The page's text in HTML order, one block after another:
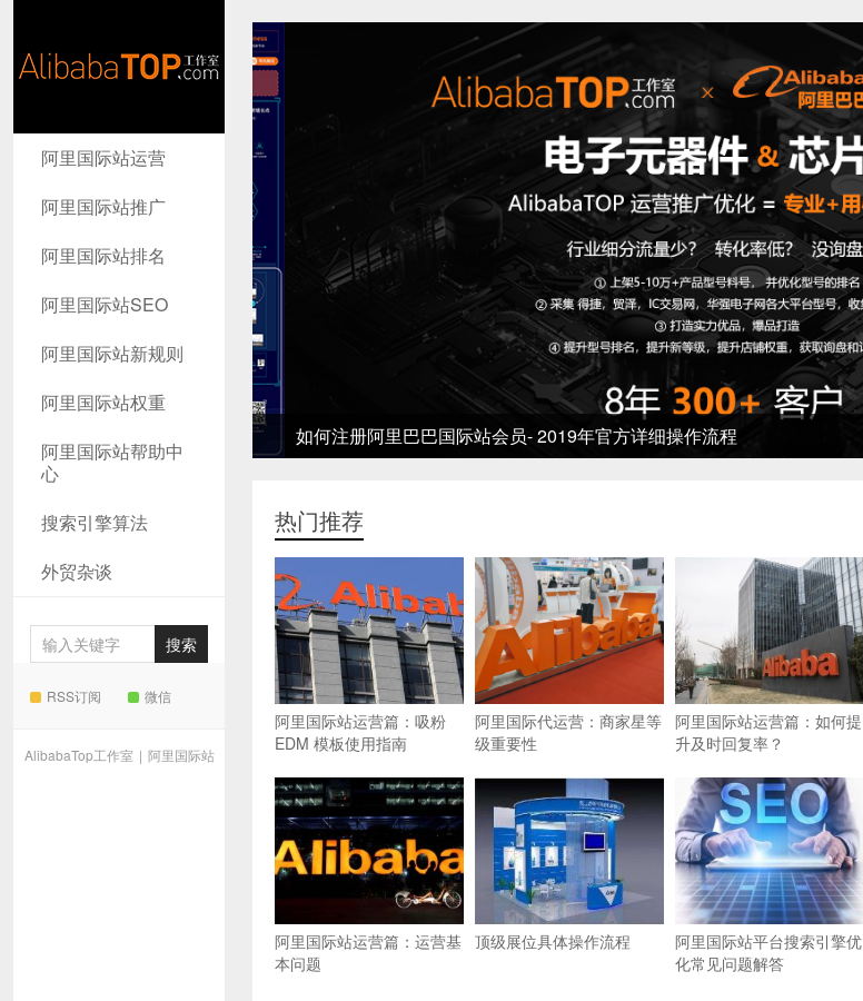
AlibabaTop
工作室
阿里国际站运营
阿里国际站推广
阿里国际站排名
阿里国际站SEO
阿里国际站新规则
阿里国际站权重
阿里国际站帮助中
心
搜索引擎算法
外贸杂谈
RSS订阅 微信
AlibabaTop工作室 | 阿里国际站
如何注册阿里巴巴国际站会员- 2019年官方详细操作流程
热门推荐
阿里国际站运营篇：吸粉
EDM 模板使用指南
阿里国际代运营：商家星等
级重要性
阿里国际站运营篇：如何提
升及时回复率？
阿里国际站运营篇：运营基
本问题
顶级展位具体操作流程
阿里国际站平台搜索引擎优
化常见问题解答